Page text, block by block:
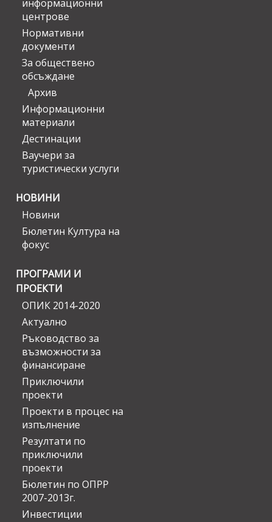
информационни
центрове
Нормативни
документи
За обществено
обсъждане
Архив
Информационни
материали
Дестинации
Ваучери за
туристически услуги
НОВИНИ
Новини
Бюлетин Култура на
фокус
ПРОГРАМИ И
ПРОЕКТИ
ОПИК 2014-2020
Актуално
Ръководство за
възможности за
финансиране
Приключили
проекти
Проекти в процес на
изпълнение
Резултати по
приключили
проекти
Бюлетин по ОПРР
2007-2013г.
Инвестиции